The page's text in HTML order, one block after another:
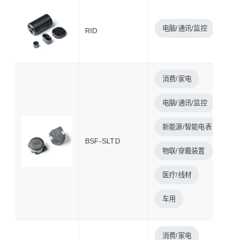
RID 电脑/通讯/监控
BSF-SLTD
消费/家电
电脑/通讯/监控
新能源/智能电表
物联/穿戴装置
医疗/线材
车用
消费/家电